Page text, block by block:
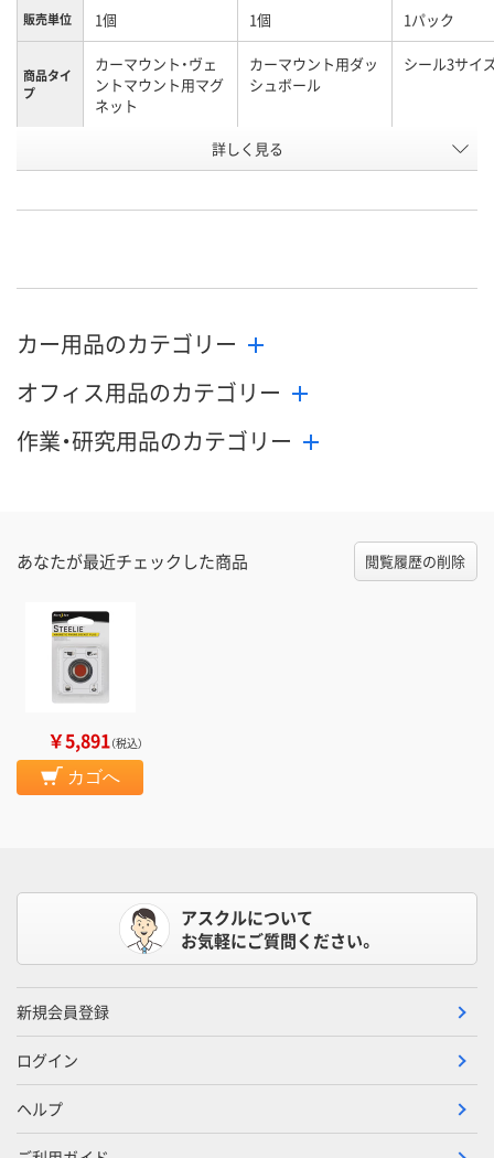
販売単位 1個 1個 1パック
商品タイ
プ
カーマウント・ヴェ
ントマウント用マグ
ネット
カーマウント用ダッ
シュボール
シール3サイ
XE72942 XE72945
カゴへ
詳しく見る
カー用品のカテゴリー
オフィス用品のカテゴリー
作業・研究用品のカテゴリー
あなたが最近チェックした商品 閲覧履歴の削除
￥5,891（税込）
カゴへ
アスクルについて
お気軽にご質問ください。
新規会員登録
ログイン
ヘルプ